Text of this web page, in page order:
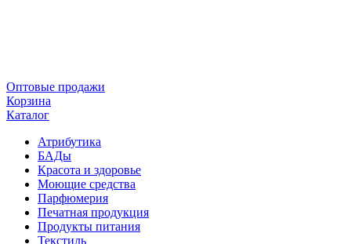
Оптовые продажи
Корзина
Каталог
Атрибутика
БАДы
Красота и здоровье
Моющие средства
Парфюмерия
Печатная продукция
Продукты питания
Текстиль